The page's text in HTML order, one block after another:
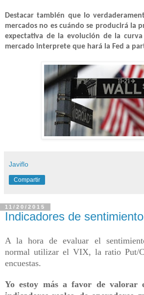
Destacar también que lo
mercados no es cuándo se producirá la
expectativa de la evolución de la
mercado interprete que hará la Fed a
Javiflo
Compartir
11/20/2015
Indicadores de
A la hora de evaluar el
normal utilizar el VIX, la ratio Put/
encuestas.
Yo estoy más a favor de valorar